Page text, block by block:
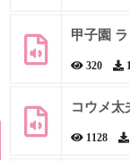
甲子園
320
コウメ太
1128